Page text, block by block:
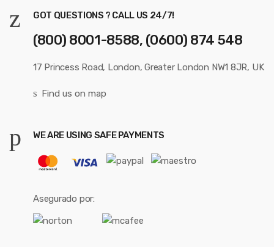
GOT QUESTIONS ? CALL US 24/7!
(800) 8001-8588, (0600) 874 548
17 Princess Road, London, Greater London NW1 8JR, UK
Find us on map
WE ARE USING SAFE PAYMENTS
Asegurado por: